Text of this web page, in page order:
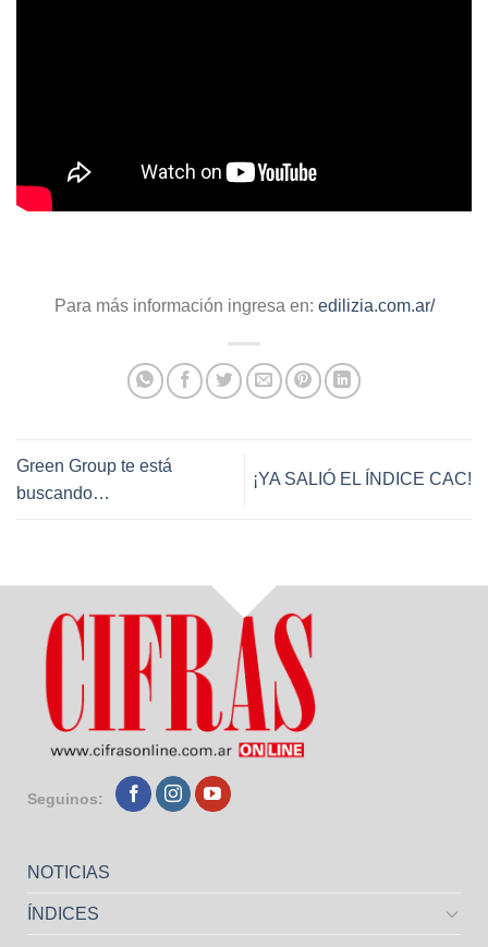
Para más información ingresa en: edilizia.com.ar/
Green Group te está
buscando…
¡YA SALIÓ EL ÍNDICE CAC!
Seguinos:
NOTICIAS
ÍNDICES